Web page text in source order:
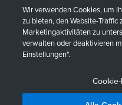
Rückgabebedingungen
Deutsch
Wir verwenden Cookies, um
zu bieten, den Website-Traffic
Marketingaktivitäten zu
verwalten oder deaktivieren
Einstellungen".